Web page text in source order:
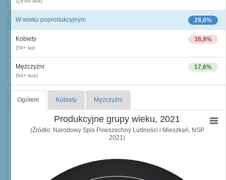
28,6%
W wieku poprodukcyjnym
38,9%
Kobiety
(59+ lat)
17,6%
Mężczyźni
(64+ lata)
Ogółem Kobiety Mężczyźni
Produkcyjne grupy wieku, 2021
(Źródło: Narodowy Spis Powszechny Ludności i Mieszkań, NSP
2021)